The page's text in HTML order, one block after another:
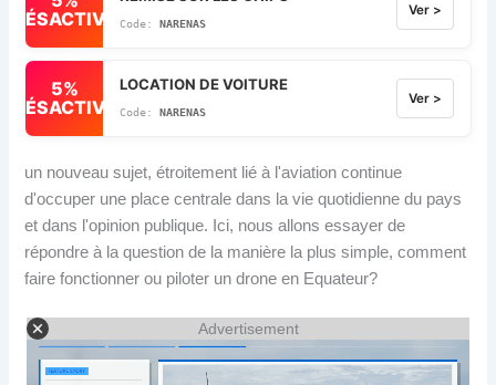
DÉSACTIVÉ
NARENAS
Ver >
5%
DÉSACTIVÉ
LOCATION DE VOITURE
NARENAS
Ver >
un nouveau sujet, étroitement lié à l'aviation continue
d'occuper une place centrale dans la vie quotidienne du pays
et dans l'opinion publique. Ici, nous allons essayer de
répondre à la question de la manière la plus simple, comment
faire fonctionner ou piloter un drone en Equateur?
Advertisement